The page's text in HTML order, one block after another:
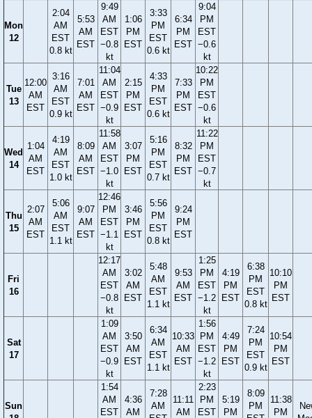
Mon
12
2:04
AM
EST
0.8 kt
5:53
AM
EST
9:49
AM
EST
−0.8
kt
1:06
PM
EST
3:33
PM
EST
0.6 kt
6:34
PM
EST
9:04
PM
EST
−0.6
kt
Tue
13
12:00
AM
EST
3:16
AM
EST
0.9 kt
7:01
AM
EST
11:04
AM
EST
−0.9
kt
2:15
PM
EST
4:33
PM
EST
0.6 kt
7:33
PM
EST
10:22
PM
EST
−0.6
kt
Wed
14
1:04
AM
EST
4:19
AM
EST
1.0 kt
8:09
AM
EST
11:58
AM
EST
−1.0
kt
3:07
PM
EST
5:16
PM
EST
0.7 kt
8:32
PM
EST
11:22
PM
EST
−0.7
kt
Thu
15
2:07
AM
EST
5:06
AM
EST
1.1 kt
9:07
AM
EST
12:46
PM
EST
−1.1
kt
3:46
PM
EST
5:56
PM
EST
0.8 kt
9:24
PM
EST
Fri
16
12:17
AM
EST
−0.8
kt
3:02
AM
EST
5:48
AM
EST
1.1 kt
9:53
AM
EST
1:25
PM
EST
−1.2
kt
4:19
PM
EST
6:38
PM
EST
0.8 kt
10:10
PM
EST
Sat
17
1:09
AM
EST
−0.9
kt
3:50
AM
EST
6:34
AM
EST
1.1 kt
10:33
AM
EST
1:56
PM
EST
−1.2
kt
4:49
PM
EST
7:24
PM
EST
0.9 kt
10:54
PM
EST
Sun
1:54
AM
EST
4:36
AM
7:28
AM
11:11
AM
2:23
PM
EST
5:19
PM
8:09
PM
11:38
PM